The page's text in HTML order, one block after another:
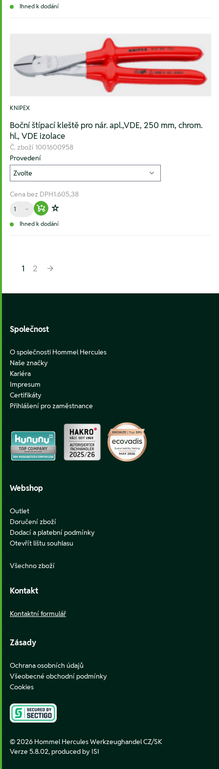
Ihned k dodání
KNIPEX
Boční štípací kleště pro nár. apl.,VDE, 250 mm, chrom.
hl., VDE izolace
Č. zboží 1001600958
Provedení
Cena bez DPH1.605,38
Množství
Warenkorb hinzufügen
Zur Wunschliste hinzufügen
Ihned k dodání
1 2
Společnost
O společnosti Hommel Hercules
Naše značky
Kariéra
Impresum
Certifikáty
Přihlášení pro zaměstnance
Webshop
Outlet
Doručení zboží
Dodací a platební podmínky
Otevřít lištu souhlasu
Všechno zboží
Kontakt
Kontaktní formulář
Zásady
Ochrana osobních údajů
Všeobecné obchodní podmínky
Cookies
© 2026 Hommel Hercules Werkzeughandel CZ/SK
Verze 5.8.02, produced by ISI